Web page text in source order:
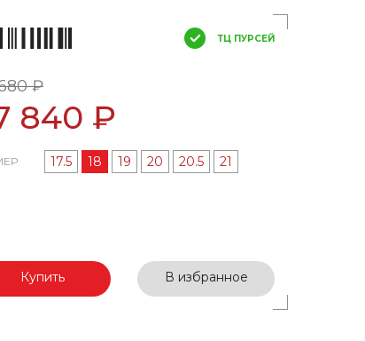
ТЦ ПУРСЕЙ
680 ₽
840 ₽
17.5 18 19 20 20.5 21
Купить В избранное